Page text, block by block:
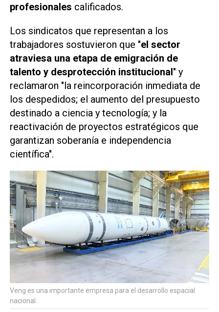
profesionales calificados.
Los sindicatos que representan a los
trabajadores sostuvieron que "el sector
atraviesa una etapa de emigración de
talento y desprotección institucional" y
reclamaron "la reincorporación inmediata de
los despedidos; el aumento del presupuesto
destinado a ciencia y tecnología; y la
reactivación de proyectos estratégicos que
garantizan soberanía e independencia
científica".
Veng es una importante empresa para el desarrollo espacial
nacional.